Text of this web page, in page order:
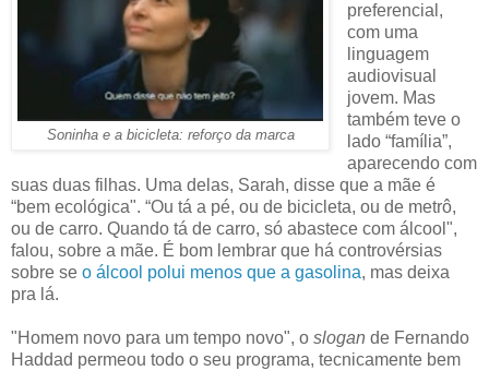
Soninha e a bicicleta: reforço da marca
preferencial,
com uma
linguagem
audiovisual
jovem. Mas
também teve o
lado “família”,
aparecendo com
suas duas filhas. Uma delas, Sarah, disse que a mãe é
“bem ecológica". “Ou tá a pé, ou de bicicleta, ou de metrô,
ou de carro. Quando tá de carro, só abastece com álcool",
falou, sobre a mãe. É bom lembrar que há controvérsias
sobre se o álcool polui menos que a gasolina, mas deixa
pra lá.
"Homem novo para um tempo novo", o slogan de Fernando
Haddad permeou todo o seu programa, tecnicamente bem